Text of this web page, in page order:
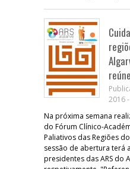
2016
Na próxima semana
do Fórum Clínico-
Paliativos das Regiões
sessão de abertura terá
presidentes das ARS do